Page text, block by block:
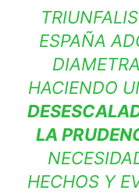
ESPAÑA
HACIENDO
LA
HECHOS Y